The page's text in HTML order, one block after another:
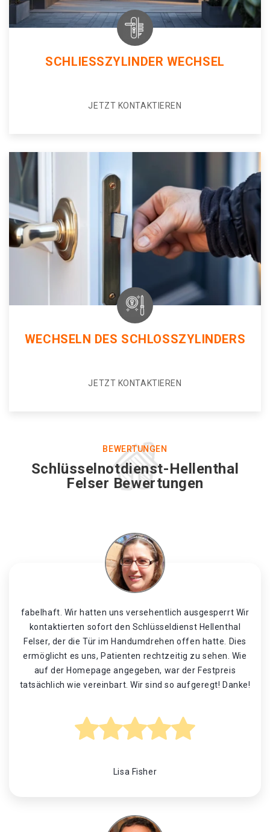
SCHLIESSZYLINDER WECHSEL
JETZT KONTAKTIEREN
WECHSELN DES SCHLOSSZYLINDERS
JETZT KONTAKTIEREN
BEWERTUNGEN
Schlüsselnotdienst-Hellenthal
Felser Bewertungen
fabelhaft. Wir hatten uns versehentlich ausgesperrt Wir
kontaktierten sofort den Schlüsseldienst Hellenthal
Felser, der die Tür im Handumdrehen offen hatte. Dies
ermöglicht es uns, Patienten rechtzeitig zu sehen. Wie
auf der Homepage angegeben, war der Festpreis
tatsächlich wie vereinbart. Wir sind so aufgeregt! Danke!
Lisa Fisher